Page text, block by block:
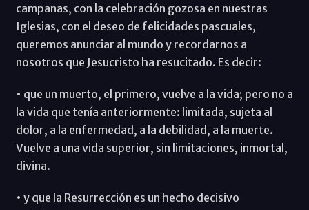
campanas, con la celebración gozosa en nuestras
Iglesias, con el deseo de felicidades pascuales,
queremos anunciar al mundo y recordarnos a
nosotros que Jesucristo ha resucitado. Es decir:
• que un muerto, el primero, vuelve a la vida; pero no a
la vida que tenía anteriormente: limitada, sujeta al
dolor, a la enfermedad, a la debilidad, a la muerte.
Vuelve a una vida superior, sin limitaciones, inmortal,
divina.
• y que la Resurrección es un hecho decisivo